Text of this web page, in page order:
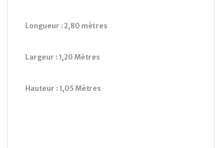
Longueur : 2,80 mètres
Largeur : 1,20 Mètres
Hauteur : 1,05 Mètres